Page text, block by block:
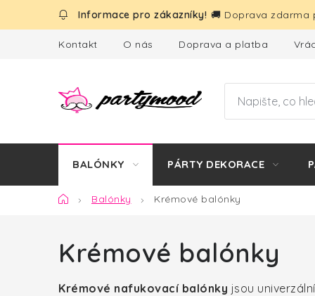
🚚 Doprava zdarma
Kontakt O nás Doprava a platba
BALÓNKY PÁRTY DEKORACE
DomůBalónky Krémové balónky
Krémové balónky
Krémové nafukovací balónky jsou